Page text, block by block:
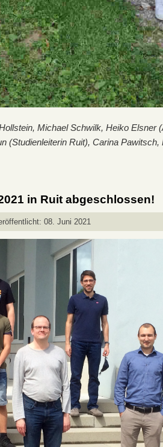
Michael Schwilk, Heiko Elsner
(Studienleiterin Ruit), Carina
in Ruit abgeschlossen!
08. Juni 2021